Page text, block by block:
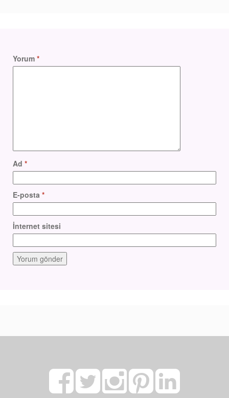
Yorum *
Ad *
E-posta *
İnternet sitesi